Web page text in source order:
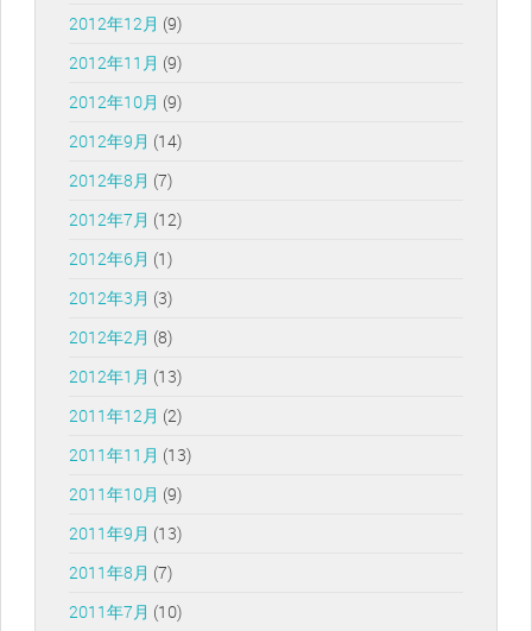
2012年12月 (9)
2012年11月 (9)
2012年10月 (9)
2012年9月 (14)
2012年8月 (7)
2012年7月 (12)
2012年6月 (1)
2012年3月 (3)
2012年2月 (8)
2012年1月 (13)
2011年12月 (2)
2011年11月 (13)
2011年10月 (9)
2011年9月 (13)
2011年8月 (7)
2011年7月 (10)